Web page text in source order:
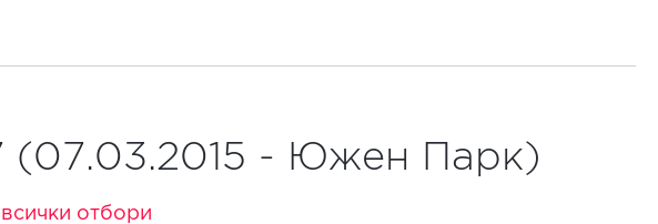
(07.03.2015 - Южен Парк)
отбори